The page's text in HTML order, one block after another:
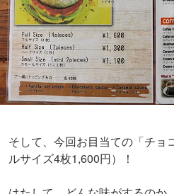
そして、今回お目当ての「チョ
ルサイズ4枚1,600円）！